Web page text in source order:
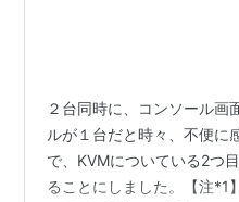
２台同時に、コンソール画
ルが１台だと時々、不便に
で、KVMについている2つ
ることにしました。【注*1